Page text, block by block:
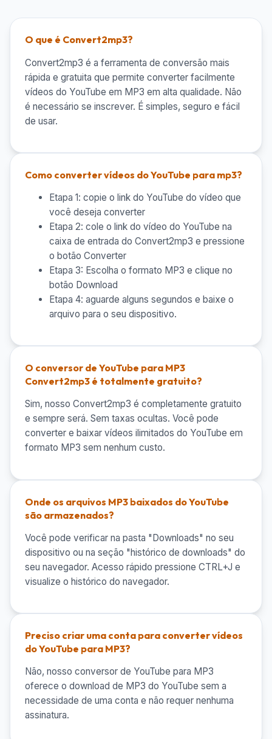
O que é Convert2mp3?
Convert2mp3 é a ferramenta de conversão mais
rápida e gratuita que permite converter facilmente
vídeos do YouTube em MP3 em alta qualidade. Não
é necessário se inscrever. É simples, seguro e fácil
de usar.
Como converter vídeos do YouTube para mp3?
Etapa 1: copie o link do YouTube do vídeo que
você deseja converter
Etapa 2: cole o link do vídeo do YouTube na
caixa de entrada do Convert2mp3 e pressione
o botão Converter
Etapa 3: Escolha o formato MP3 e clique no
botão Download
Etapa 4: aguarde alguns segundos e baixe o
arquivo para o seu dispositivo.
O conversor de YouTube para MP3
Convert2mp3 é totalmente gratuito?
Sim, nosso Convert2mp3 é completamente gratuito
e sempre será. Sem taxas ocultas. Você pode
converter e baixar vídeos ilimitados do YouTube em
formato MP3 sem nenhum custo.
Onde os arquivos MP3 baixados do YouTube
são armazenados?
Você pode verificar na pasta "Downloads" no seu
dispositivo ou na seção "histórico de downloads" do
seu navegador. Acesso rápido pressione CTRL+J e
visualize o histórico do navegador.
Preciso criar uma conta para converter vídeos
do YouTube para MP3?
Não, nosso conversor de YouTube para MP3
oferece o download de MP3 do YouTube sem a
necessidade de uma conta e não requer nenhuma
assinatura.